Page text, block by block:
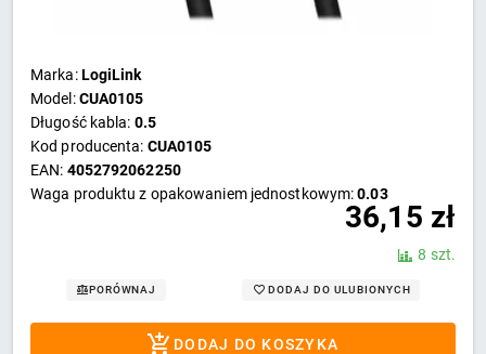
Marka:LogiLink
Model:CUA0105
Długość kabla: 0.5
Kod producenta: CUA0105
EAN: 4052792062250
Waga produktu z opakowaniem jednostkowym:0.03
36,15 zł
8 szt.
PORÓWNAJ DODAJ DO ULUBIONYCH
DODAJ DO KOSZYKA